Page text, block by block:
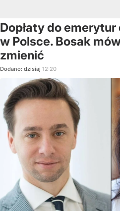
Dopłaty do
w Polsce. Bosak
zmienić
Dodano: dzisiaj 12:20